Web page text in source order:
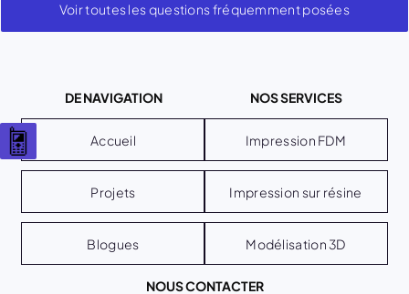
Voir toutes les questions fréquemment posées
DE NAVIGATION
Accueil
Projets
Blogues
NOS SERVICES
Impression FDM
Impression sur résine
Modélisation 3D
NOUS CONTACTER